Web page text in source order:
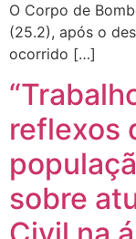
O Corpo de
(25.2), após o
ocorrido […]
reflexos
sobre